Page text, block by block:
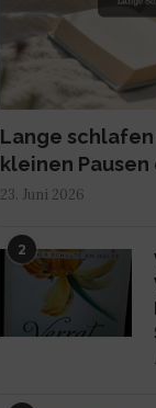
Lange
kleinen
23. Juni 2026
2